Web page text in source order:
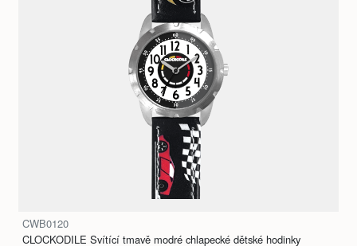
CWB0120
CLOCKODILE Svítící tmavě modré chlapecké dětské hodinky